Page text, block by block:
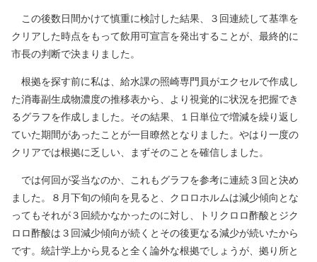
この後数日間かけて慎重に検討した結果、３回連続して基準を
クリアした時点をもって飲用可宣言を発出することが、最終的に
市長の判断で決まりました。
根拠を探す前に私は、給水課の照崎専門員がエクセルで作成し
た消毒副生成物濃度の推移表から、より視覚的に状況を把握でき
るグラフを作成しました。その結果、１日単位で増減を繰り返し
ていた期間があったことが一目瞭然となりました。やはり一度の
クリアでは根拠に乏しい、まずそのことを確信しました。
では何回が妥当なのか、これもグラフを参考に連続３回と決め
ました。８月下旬の傾向を見ると、クロロホルムは減少傾向とな
ってもそれが３回続かなかったのに対し、トリクロロ酢酸とジク
ロロ酢酸は３回減少傾向が続くとその後更なる減少が続いたから
です。統計学上から見ると全く論外な根拠でしょうが、拠り所と